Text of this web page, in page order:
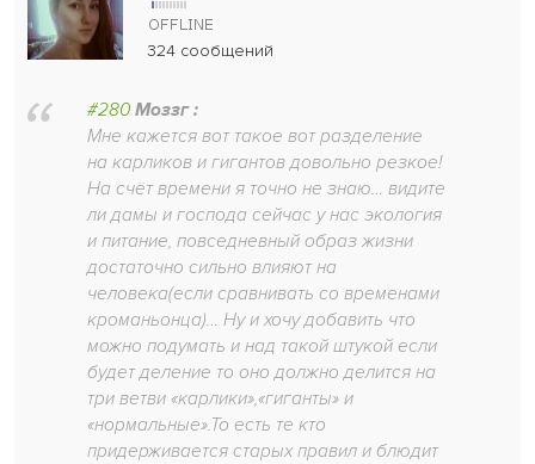
324 сообщений
#280 Моззг :
Мне кажется вот такое вот разделение
на карликов и гигантов довольно резкое!
На счёт времени я точно не знаю… видите
ли дамы и господа сейчас у нас экология
и питание, повседневный образ жизни
достаточно сильно влияют на
человека(если сравнивать со временами
кроманьонца)… Ну и хочу добавить что
можно подумать и над такой штукой если
будет деление то оно должно делится на
три ветви «карлики»,«гиганты» и
«нормальные».То есть те кто
придерживается старых правил и блюдит